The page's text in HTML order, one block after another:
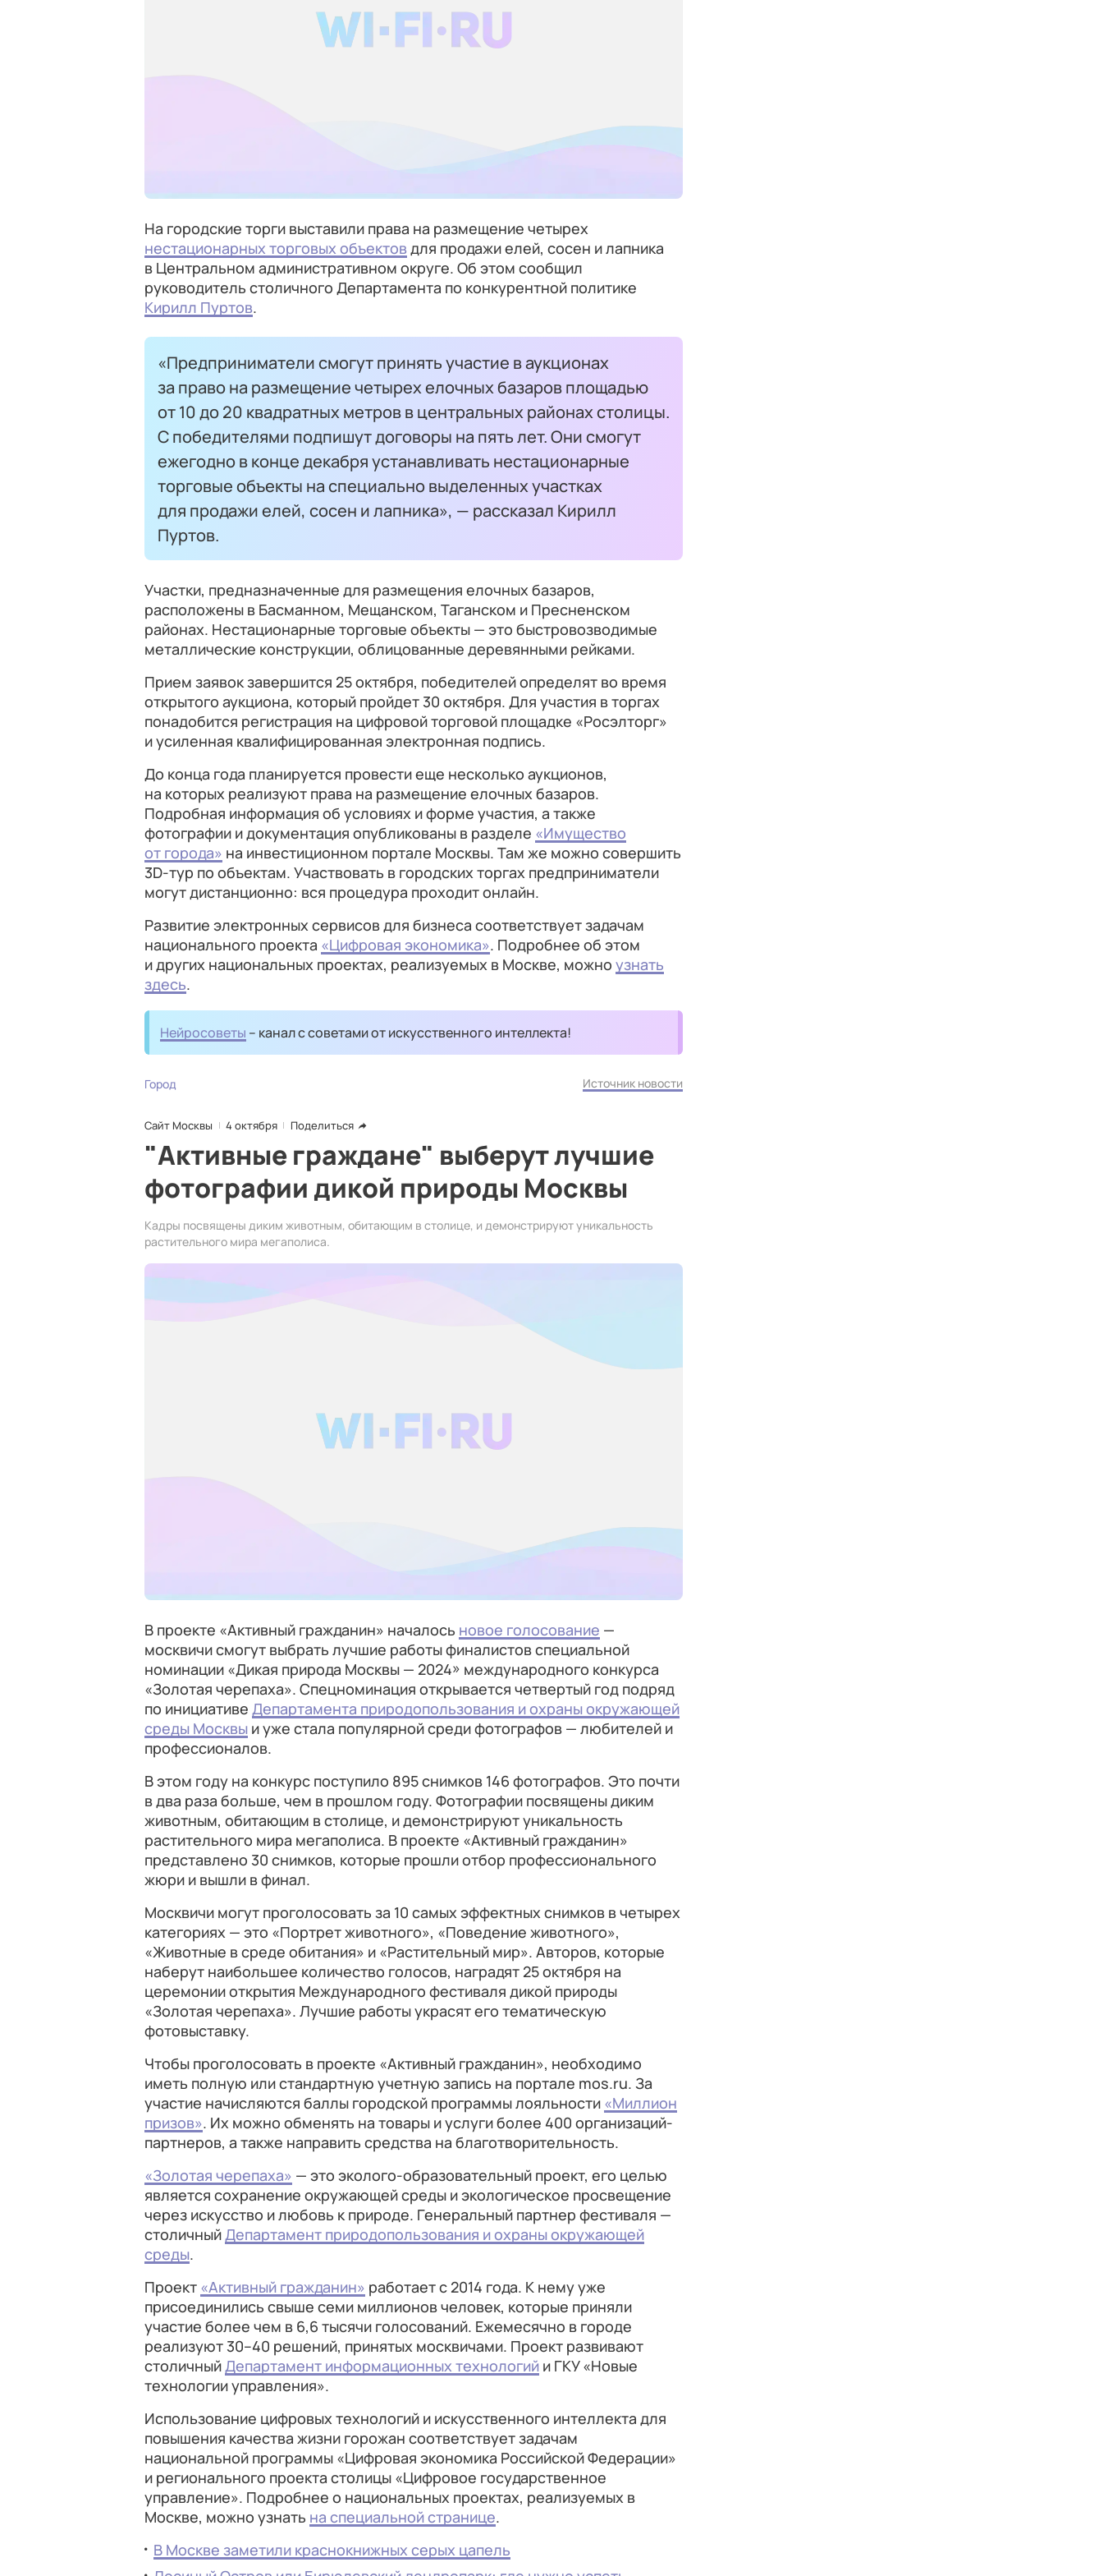
На городские торги выставили права на размещение четырех
нестационарных торговых объектовдля продажи елей, сосен и лапника
в Центральном административном округе. Об этом сообщил
руководитель столичного Департамента по конкурентной политике
Кирилл Пуртов.
«Предприниматели смогут принять участие в аукционах
за право на размещение четырех елочных базаров площадью
от 10 до 20 квадратных метров в центральных районах столицы.
С победителями подпишут договоры на пять лет. Они смогут
ежегодно в конце декабря устанавливать нестационарные
торговые объекты на специально выделенных участках
для продажи елей, сосен и лапника», — рассказал Кирилл
Пуртов.
Участки, предназначенные для размещения елочных базаров,
расположены в Басманном, Мещанском, Таганском и Пресненском
районах. Нестационарные торговые объекты — это быстровозводимые
металлические конструкции, облицованные деревянными рейками.
Прием заявок завершится 25 октября, победителей определят во время
открытого аукциона, который пройдет 30 октября. Для участия в торгах
понадобится регистрация на цифровой торговой площадке «Росэлторг»
и усиленная квалифицированная электронная подпись.
До конца года планируется провести еще несколько аукционов,
на которых реализуют права на размещение елочных базаров.
Подробная информация об условиях и форме участия, а также
фотографии и документация опубликованы в разделе «Имущество
от города» на инвестиционном портале Москвы. Там же можно совершить
3D-тур по объектам. Участвовать в городских торгах предприниматели
могут дистанционно: вся процедура проходит онлайн.
Развитие электронных сервисов для бизнеса соответствует задачам
национального проекта «Цифровая экономика». Подробнее об этом
и других национальных проектах, реализуемых в Москве, можно узнать
здесь.
Нейросоветы – канал с советами от искусственного интеллекта!
Город Источник новости
Сайт Москвы 4 октября Поделиться
"Активные граждане" выберут лучшие
фотографии дикой природы Москвы
Кадры посвящены диким животным, обитающим в столице, и демонстрируют уникальность
растительного мира мегаполиса.
В проекте «Активный гражданин» началось новое голосование —
москвичи смогут выбрать лучшие работы финалистов специальной
номинации «Дикая природа Москвы — 2024» международного конкурса
«Золотая черепаха». Спецноминация открывается четвертый год подряд
по инициативе Департамента природопользования и охраны окружающей
среды Москвы и уже стала популярной среди фотографов — любителей и
профессионалов.
В этом году на конкурс поступило 895 снимков 146 фотографов. Это почти
в два раза больше, чем в прошлом году. Фотографии посвящены диким
животным, обитающим в столице, и демонстрируют уникальность
растительного мира мегаполиса. В проекте «Активный гражданин»
представлено 30 снимков, которые прошли отбор профессионального
жюри и вышли в финал.
Москвичи могут проголосовать за 10 самых эффектных снимков в четырех
категориях — это «Портрет животного», «Поведение животного»,
«Животные в среде обитания» и «Растительный мир». Авторов, которые
наберут наибольшее количество голосов, наградят 25 октября на
церемонии открытия Международного фестиваля дикой природы
«Золотая черепаха». Лучшие работы украсят его тематическую
фотовыставку.
Чтобы проголосовать в проекте «Активный гражданин», необходимо
иметь полную или стандартную учетную запись на портале mos.ru. За
участие начисляются баллы городской программы лояльности «Миллион
призов». Их можно обменять на товары и услуги более 400 организаций-
партнеров, а также направить средства на благотворительность.
«Золотая черепаха» — это эколого-образовательный проект, его целью
является сохранение окружающей среды и экологическое просвещение
через искусство и любовь к природе. Генеральный партнер фестиваля —
столичныйДепартамент природопользования и охраны окружающей
среды.
Проект «Активный гражданин» работает с 2014 года. К нему уже
присоединились свыше семи миллионов человек, которые приняли
участие более чем в 6,6 тысячи голосований. Ежемесячно в городе
реализуют 30–40 решений, принятых москвичами. Проект развивают
столичныйДепартамент информационных технологий и ГКУ «Новые
технологии управления».
Использование цифровых технологий и искусственного интеллекта для
повышения качества жизни горожан соответствует задачам
национальной программы «Цифровая экономика Российской Федерации»
и регионального проекта столицы «Цифровое государственное
управление». Подробнее о национальных проектах, реализуемых в
Москве, можно узнать на специальной странице.
В Москве заметили краснокнижных серых цапель